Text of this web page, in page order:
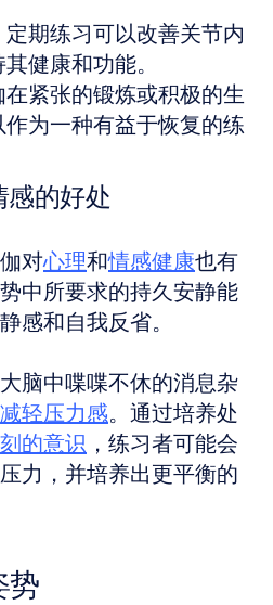
定期练习可以改善关节内
健康和功能。
在紧张的锻炼或积极的生
为一种有益于恢复的练
感的好处
对心理和情感健康也有
中所要求的持久安静能
感和自我反省。
脑中喋喋不休的消息杂
减轻压力感。通过培养处
的意识 ，练习者可能会
力，并培养出更平衡的
势